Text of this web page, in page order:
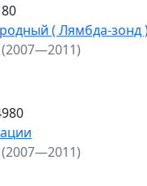
( Лямбда-зонд